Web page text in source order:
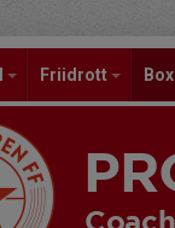
Friidrott